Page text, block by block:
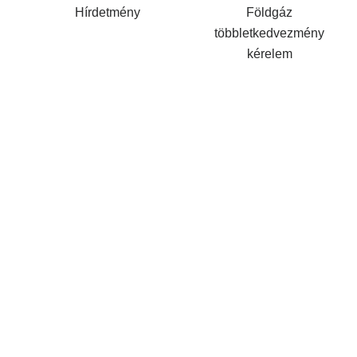
Hírdetmény
Földgáz
többletkedvezmény
kérelem